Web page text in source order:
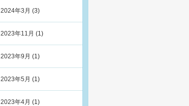
2024年3月 (3)
2023年11月 (1)
2023年9月 (1)
2023年5月 (1)
2023年4月 (1)